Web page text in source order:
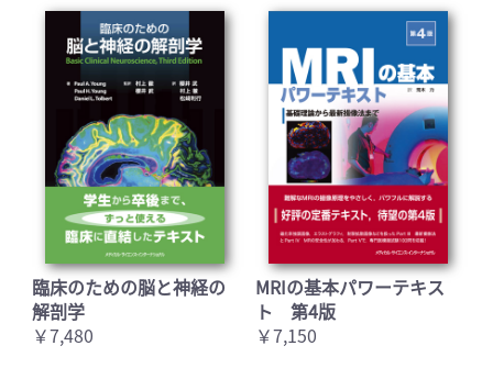
臨床のための脳と神経の
解剖学
￥7,480
MRIの基本パワーテキス
ト 第4版
￥7,150